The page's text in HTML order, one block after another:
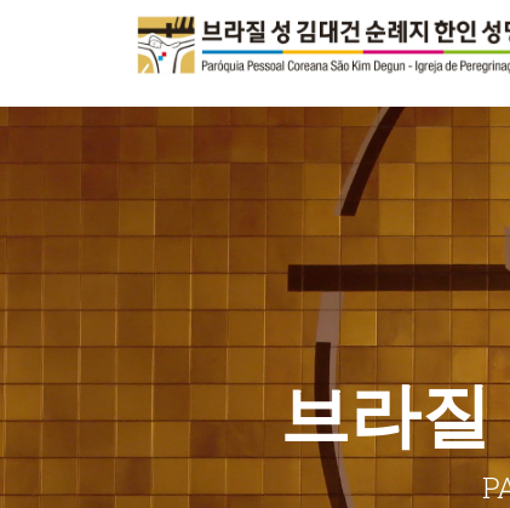
브라